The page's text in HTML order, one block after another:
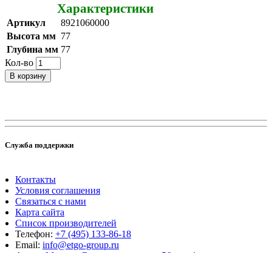
Характеристики
Артикул
8921060000
Высота мм 77
Глубина мм 77
Кол-во
В корзину
Служба поддержки
Контакты
Условия соглашения
Связаться с нами
Карта сайта
Список производителей
Телефон: +7 (495) 133-86-18
Email: info@etgo-group.ru